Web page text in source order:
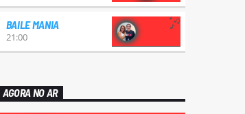
BAILE MANIA
21:00
AGORA NO AR